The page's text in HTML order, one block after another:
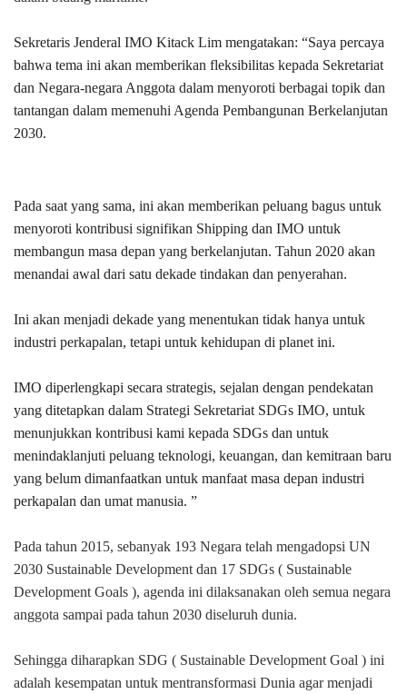
Sekretaris Jenderal IMO Kitack Lim mengatakan: “Saya percaya
bahwa tema ini akan memberikan fleksibilitas kepada Sekretariat
dan Negara-negara Anggota dalam menyoroti berbagai topik dan
tantangan dalam memenuhi Agenda Pembangunan Berkelanjutan
2030.
Pada saat yang sama, ini akan memberikan peluang bagus untuk
menyoroti kontribusi signifikan Shipping dan IMO untuk
membangun masa depan yang berkelanjutan. Tahun 2020 akan
menandai awal dari satu dekade tindakan dan penyerahan.
Ini akan menjadi dekade yang menentukan tidak hanya untuk
industri perkapalan, tetapi untuk kehidupan di planet ini.
IMO diperlengkapi secara strategis, sejalan dengan pendekatan
yang ditetapkan dalam Strategi Sekretariat SDGs IMO, untuk
menunjukkan kontribusi kami kepada SDGs dan untuk
menindaklanjuti peluang teknologi, keuangan, dan kemitraan baru
yang belum dimanfaatkan untuk manfaat masa depan industri
perkapalan dan umat manusia. ”
Pada tahun 2015, sebanyak 193 Negara telah mengadopsi UN
2030 Sustainable Development dan 17 SDGs ( Sustainable
Development Goals ), agenda ini dilaksanakan oleh semua negara
anggota sampai pada tahun 2030 diseluruh dunia.
Sehingga diharapkan SDG ( Sustainable Development Goal ) ini
adalah kesempatan untuk mentransformasi Dunia agar menjadi